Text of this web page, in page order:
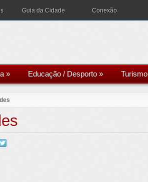
Guia da Cidade Conexão
» Educação / Desporto » Turismo